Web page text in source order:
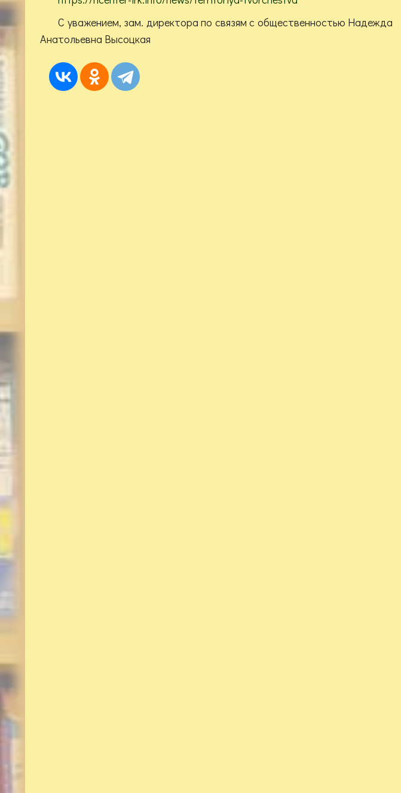
С уважением, зам. директора по связям с общественностью Надежда
Анатольевна Высоцкая